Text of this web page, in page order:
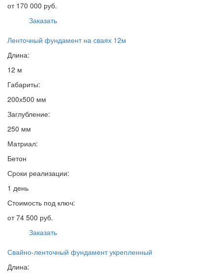
от 170 000 руб.
Заказать
Ленточный фундамент на сваях 12м
Длина:
12 м
Габариты:
200х500 мм
Заглубление:
250 мм
Матриал:
Бетон
Сроки реализации:
1 день
Стоимость под ключ:
от 74 500 руб.
Заказать
Свайно-ленточный фундамент укрепленный
Длина: